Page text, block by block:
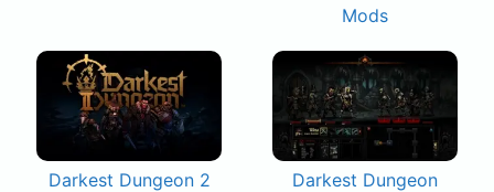
Mods
Darkest Dungeon 2
Darkest Dungeon